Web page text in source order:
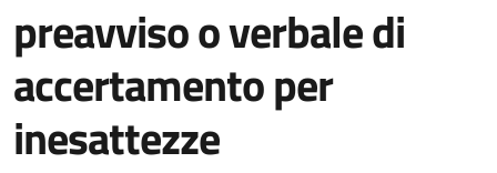
preavviso o verbale di
accertamento per
inesattezze